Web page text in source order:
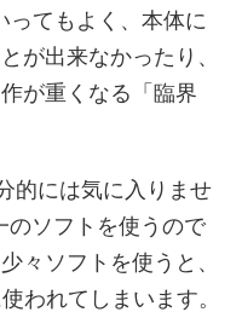
ってもよく、本体に
が出来なかったり、
が重くなる「臨界
的には気に入りませ
のソフトを使うので
々ソフトを使うと、
われてしまいます。